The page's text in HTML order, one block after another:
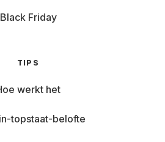
Black Friday
TIPS
werkt het
topstaat-belofte